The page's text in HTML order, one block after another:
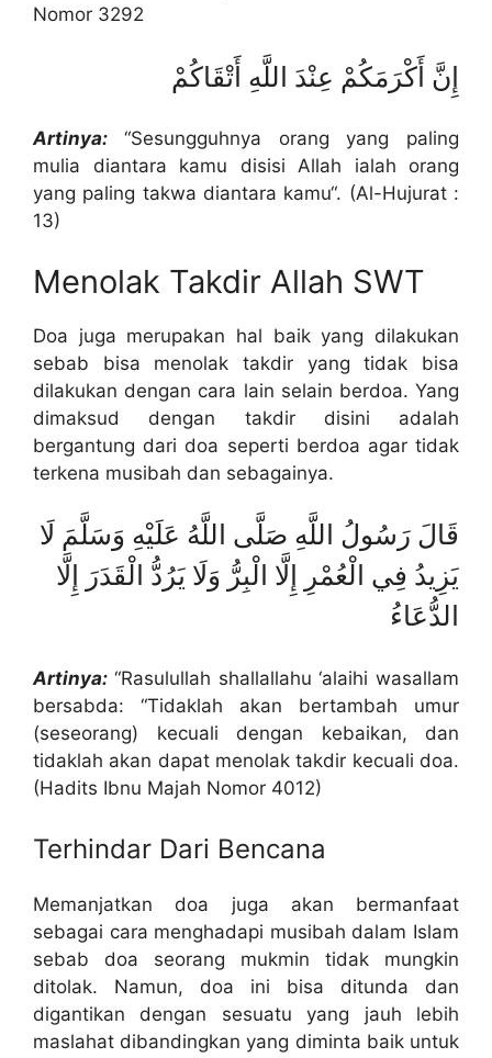
Nomor 3292
إِنَّ أَكْرَمَكُمْ عِنْدَ اللَّهِ أَتْقَاكُمْ
Artinya: “Sesungguhnya orang yang paling
mulia diantara kamu disisi Allah ialah orang
yang paling takwa diantara kamu“. (Al-Hujurat :
13)
Menolak Takdir Allah SWT
Doa juga merupakan hal baik yang dilakukan
sebab bisa menolak takdir yang tidak bisa
dilakukan dengan cara lain selain berdoa. Yang
dimaksud dengan takdir disini adalah
bergantung dari doa seperti berdoa agar tidak
terkena musibah dan sebagainya.
قَالَ رَسُولُ اللَّهِ صَلَّى اللَّهُ عَلَيْهِ وَسَلَّمَ لَا
يَزِيدُ فِي الْعُمْرِ إِلَّا الْبِرُّ وَلَا يَرُدُّ الْقَدَرَ إِلَّا
الدُّعَاءُ
Artinya: “Rasulullah shallallahu ‘alaihi wasallam
bersabda: “Tidaklah akan bertambah umur
(seseorang) kecuali dengan kebaikan, dan
tidaklah akan dapat menolak takdir kecuali doa.
(Hadits Ibnu Majah Nomor 4012)
Terhindar Dari Bencana
Memanjatkan doa juga akan bermanfaat
sebagai cara menghadapi musibah dalam Islam
sebab doa seorang mukmin tidak mungkin
ditolak. Namun, doa ini bisa ditunda dan
digantikan dengan sesuatu yang jauh lebih
maslahat dibandingkan yang diminta baik untuk